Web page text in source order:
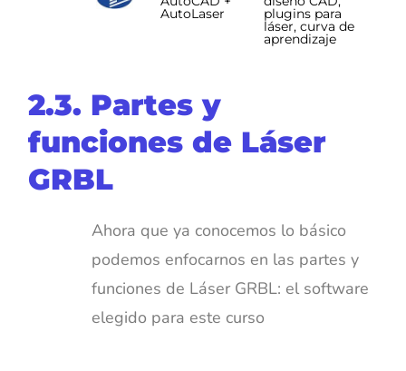
AutoLaser plugins para
láser, curva de
aprendizaje
2.3. Partes y
funciones de Láser
GRBL
Ahora que ya conocemos lo básico
podemos enfocarnos en las partes y
funciones de Láser GRBL: el software
elegido para este curso